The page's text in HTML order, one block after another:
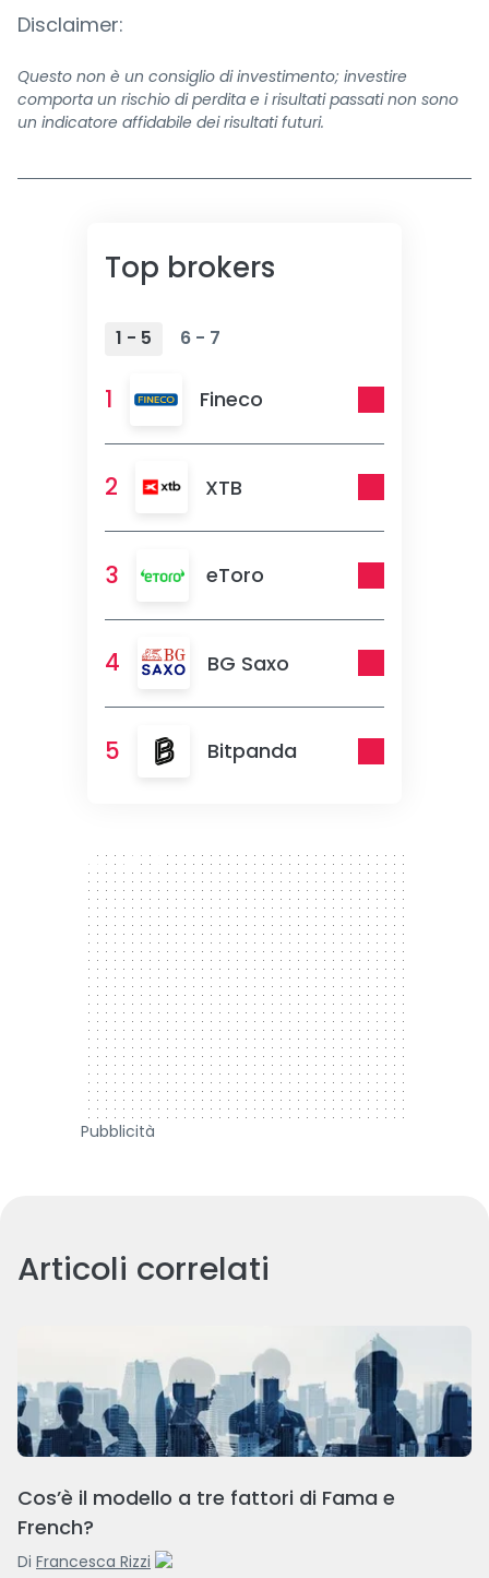
Disclaimer:
Questo non è un consiglio di investimento; investire
comporta un rischio di perdita e i risultati passati non sono
un indicatore affidabile dei risultati futuri.
Top brokers
1 - 5 6 - 7
1 Fineco
2 XTB
3 eToro
4 BG Saxo
5 Bitpanda
300 x 250
Pubblicità
Articoli correlati
Cos’è il modello a tre fattori di Fama e
French?
Di Francesca Rizzi